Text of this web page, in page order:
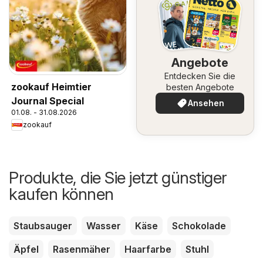
zookauf Heimtier
Journal Special
01.08. - 31.08.2026
zookauf
Angebote
Entdecken Sie die
besten Angebote
Ansehen
Produkte, die Sie jetzt günstiger
kaufen können
Staubsauger Wasser Käse
Schokolade
Äpfel
Rasenmäher Haarfarbe
Stuhl